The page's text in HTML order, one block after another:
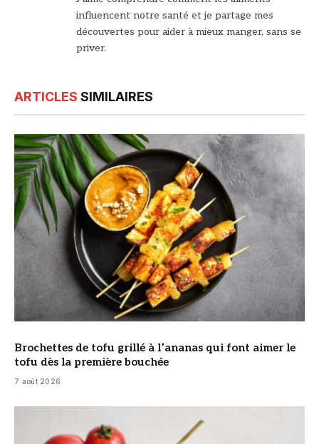
influencent notre santé et je partage mes
découvertes pour aider à mieux manger, sans se
priver.
ARTICLES SIMILAIRES
© DR
Brochettes de tofu grillé à l’ananas qui font aimer le
tofu dès la première bouchée
7 août 2026